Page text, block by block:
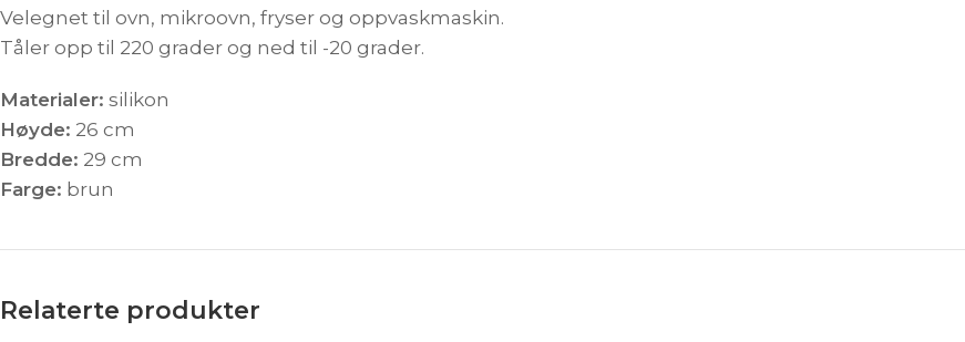
Velegnet til ovn, mikroovn, fryser og oppvaskmaskin.
Tåler opp til 220 grader og ned til -20 grader.
Materialer: silikon
Høyde: 26 cm
Bredde: 29 cm
Farge: brun
Relaterte produkter